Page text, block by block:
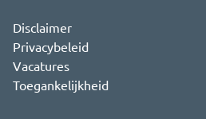
Disclaimer
Privacybeleid
Vacatures
Toegankelijkheid